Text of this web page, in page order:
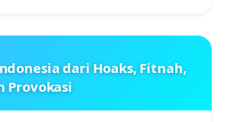
dari Hoaks, Fitnah,
Provokasi